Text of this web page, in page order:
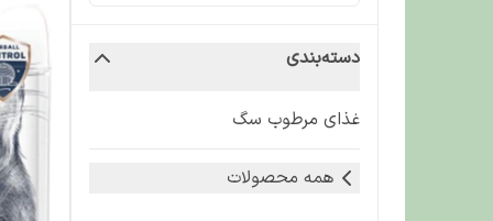
دسته‌بندی
غذای مرطوب سگ
همه محصولات